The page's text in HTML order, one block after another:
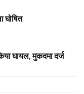
घोषित
घायल, मुकदमा दर्ज